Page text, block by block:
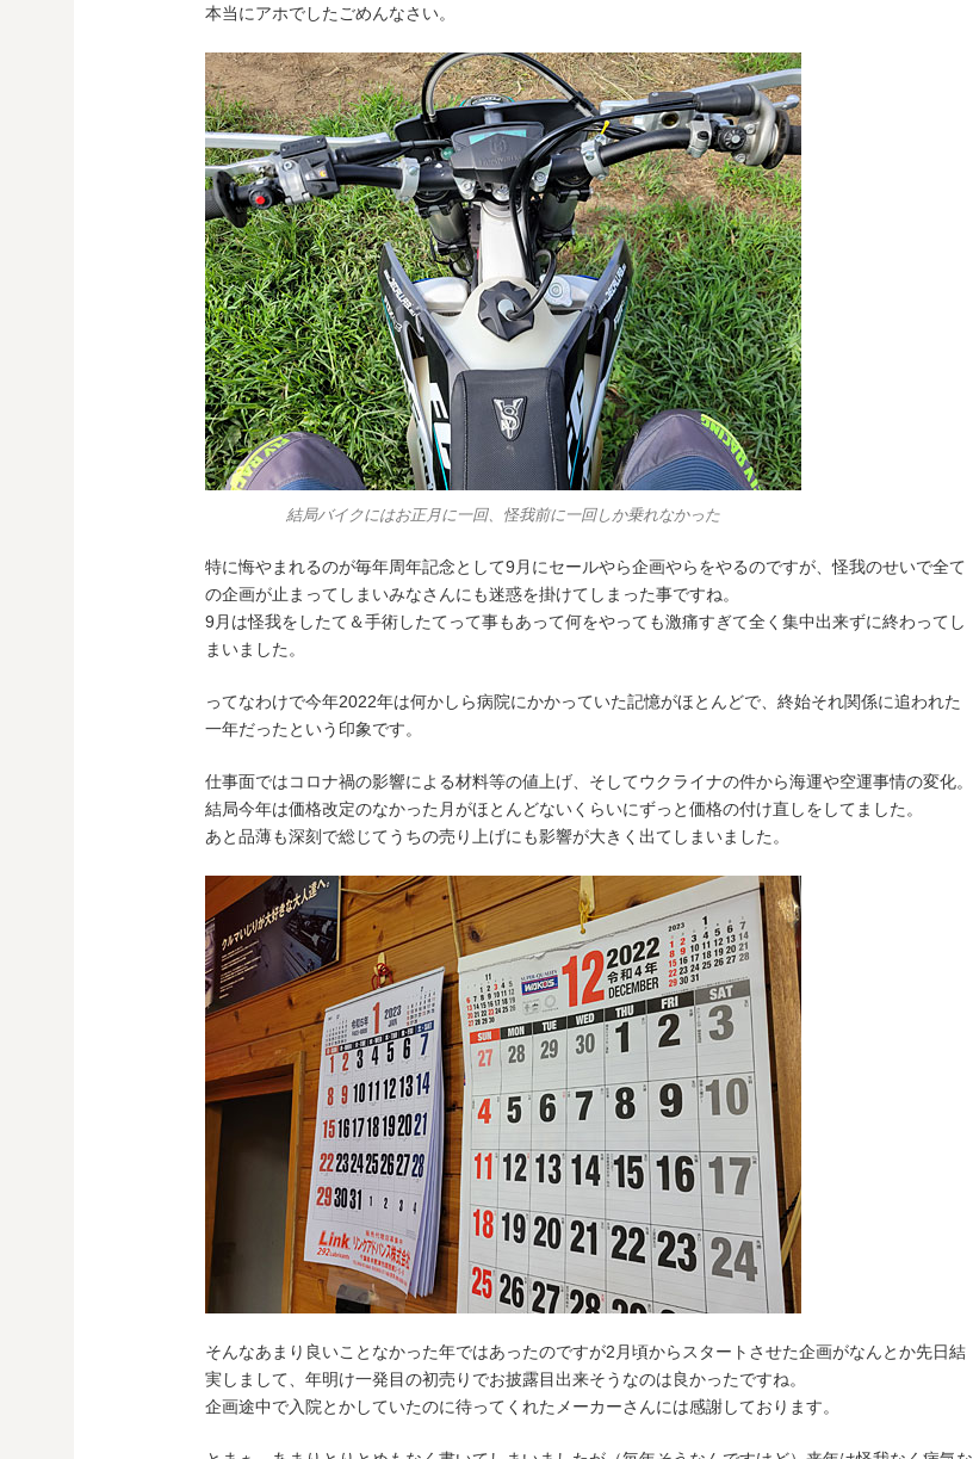
本当にアホでしたごめんなさい。
結局バイクにはお正月に一回、怪我前に一回しか乗れなかった
特に悔やまれるのが毎年周年記念として9月にセールやら企画やらをやるのですが、怪我のせいで全て
の企画が止まってしまいみなさんにも迷惑を掛けてしまった事ですね。
9月は怪我をしたて＆手術したてって事もあって何をやっても激痛すぎて全く集中出来ずに終わってし
まいました。
ってなわけで今年2022年は何かしら病院にかかっていた記憶がほとんどで、終始それ関係に追われた
一年だったという印象です。
仕事面ではコロナ禍の影響による材料等の値上げ、そしてウクライナの件から海運や空運事情の変化。
結局今年は価格改定のなかった月がほとんどないくらいにずっと価格の付け直しをしてました。
あと品薄も深刻で総じてうちの売り上げにも影響が大きく出てしまいました。
そんなあまり良いことなかった年ではあったのですが2月頃からスタートさせた企画がなんとか先日結
実しまして、年明け一発目の初売りでお披露目出来そうなのは良かったですね。
企画途中で入院とかしていたのに待ってくれたメーカーさんには感謝しております。